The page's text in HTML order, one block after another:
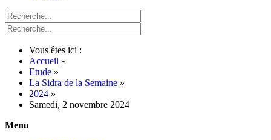
Vous êtes ici :
Accueil »
Etude »
La Sidra de la Semaine »
2024 »
Samedi, 2 novembre 2024
Menu